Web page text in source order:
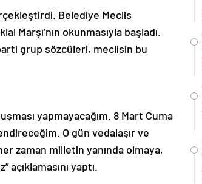
Belediye Meclis
Marşı’nın okunmasıyla başladı.
grup sözcüleri, meclisin bu
yapmayacağım. 8 Mart Cuma
O gün vedalaşır ve
zaman milletin yanında olmaya,
yaptı.